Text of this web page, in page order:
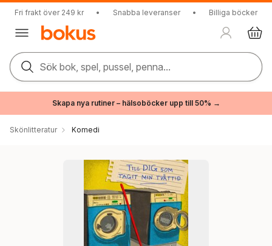
Fri frakt över 249 kr • Snabba leveranser • Billiga böcker
Sök bok, spel, pussel, penna...
Skapa nya rutiner – hälsoböcker upp till 50% →
Skönlitteratur Komedi